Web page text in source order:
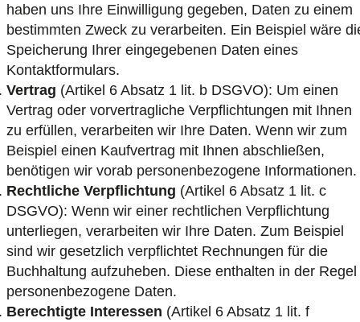
haben uns Ihre Einwilligung gegeben, Daten zu einem
bestimmten Zweck zu verarbeiten. Ein Beispiel wäre
Speicherung Ihrer eingegebenen Daten eines
Kontaktformulars.
Vertrag (Artikel 6 Absatz 1 lit. b DSGVO): Um einen
Vertrag oder vorvertragliche Verpflichtungen mit Ihnen
zu erfüllen, verarbeiten wir Ihre Daten. Wenn wir zum
Beispiel einen Kaufvertrag mit Ihnen abschließen,
benötigen wir vorab personenbezogene Informationen.
Rechtliche Verpflichtung (Artikel 6 Absatz 1 lit. c
DSGVO): Wenn wir einer rechtlichen Verpflichtung
unterliegen, verarbeiten wir Ihre Daten. Zum Beispiel
sind wir gesetzlich verpflichtet Rechnungen für die
Buchhaltung aufzuheben. Diese enthalten in der Regel
personenbezogene Daten.
Berechtigte Interessen (Artikel 6 Absatz 1 lit. f